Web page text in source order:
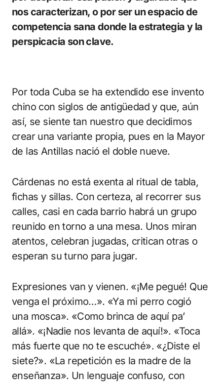
nos caracterizan, o por ser un espacio de
competencia sana donde la estrategia y la
perspicacia son clave.
Por toda Cuba se ha extendido ese invento
chino con siglos de antigüedad y que, aún
así, se siente tan nuestro que decidimos
crear una variante propia, pues en la Mayor
de las Antillas nació el doble nueve.
Cárdenas no está exenta al ritual de tabla,
fichas y sillas. Con certeza, al recorrer sus
calles, casi en cada barrio habrá un grupo
reunido en torno a una mesa. Unos miran
atentos, celebran jugadas, critican otras o
esperan su turno para jugar.
Expresiones van y vienen. «¡Me pegué! Que
venga el próximo…». «Ya mi perro cogió
una mosca». «Como brinca de aquí pa’
allá». «¡Nadie nos levanta de aquí!». «Toca
más fuerte que no te escuché». «¿Diste el
siete?». «La repetición es la madre de la
enseñanza». Un lenguaje confuso, con